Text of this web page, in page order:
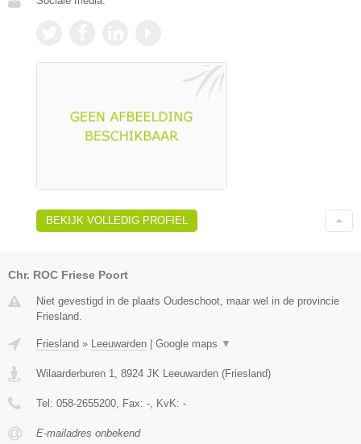
BEKIJK VOLLEDIG PROFIEL
Chr. ROC Friese Poort
Niet gevestigd in de plaats Oudeschoot, maar wel in de provincie
Friesland.
Friesland » Leeuwarden Google maps ▼
Wilaarderburen 1 8924 JK Leeuwarden (Friesland)
Tel: 058-2655200 , Fax: - , KvK: -
E-mailadres onbekend